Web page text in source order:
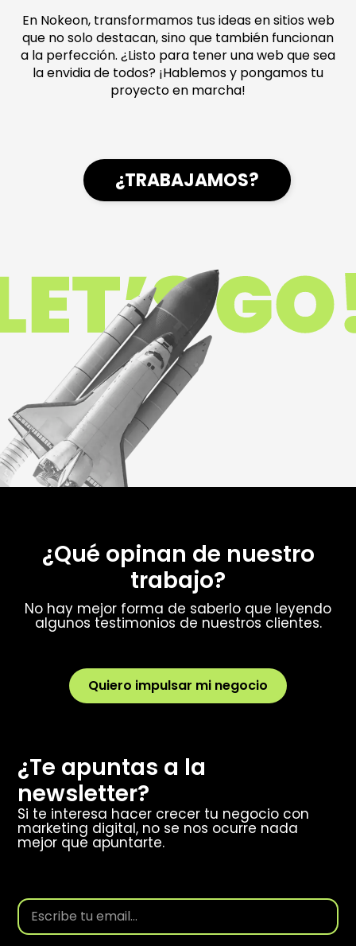
En Nokeon, transformamos tus ideas en sitios web
que no solo destacan, sino que también funcionan
a la perfección. ¿Listo para tener una web que sea
la envidia de todos? ¡Hablemos y pongamos tu
proyecto en marcha!
¿TRABAJAMOS?
¿Qué opinan de nuestro
trabajo?
No hay mejor forma de saberlo que leyendo
algunos testimonios de nuestros clientes.
Quiero impulsar mi negocio
¿Te apuntas a la
newsletter?
Si te interesa hacer crecer tu negocio con
marketing digital, no se nos ocurre nada
mejor que apuntarte.